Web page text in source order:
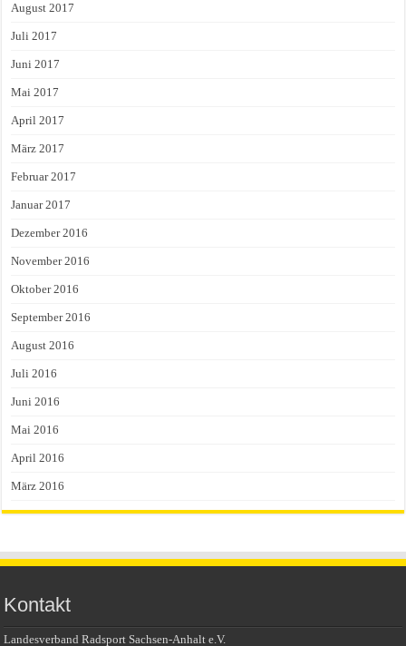
August 2017
Juli 2017
Juni 2017
Mai 2017
April 2017
März 2017
Februar 2017
Januar 2017
Dezember 2016
November 2016
Oktober 2016
September 2016
August 2016
Juli 2016
Juni 2016
Mai 2016
April 2016
März 2016
Kontakt
Landesverband Radsport Sachsen-Anhalt e.V.